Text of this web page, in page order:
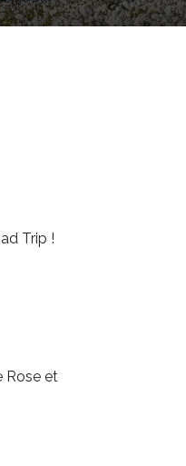
Trip !
Rose et